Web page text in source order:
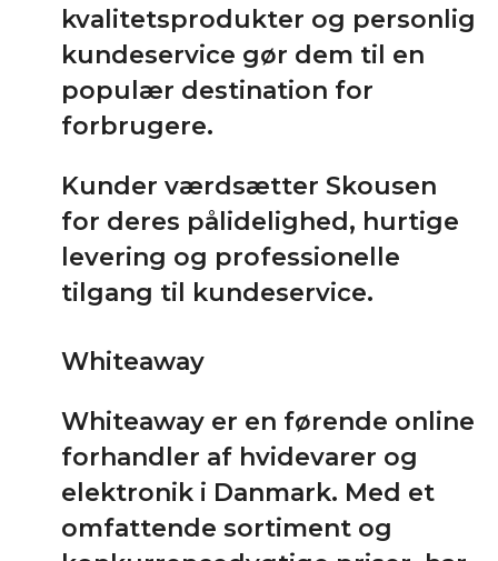
kvalitetsprodukter og personlig
kundeservice gør dem til en
populær destination for
forbrugere.
Kunder værdsætter Skousen
for deres pålidelighed, hurtige
levering og professionelle
tilgang til kundeservice.
Whiteaway
Whiteaway er en førende online
forhandler af hvidevarer og
elektronik i Danmark. Med et
omfattende sortiment og